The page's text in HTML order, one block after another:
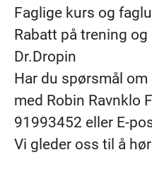
Faglige kurs og
Rabatt på trening
Dr.Dropin
Har du spørsmål
med Robin Ravnklo
91993452 eller E-
Vi gleder oss til å